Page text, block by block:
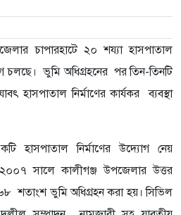
চাপারহাটে ২০ শয্যা হাসপাতাল
চলছে। ভুমি অধিগ্রহনের পর তিন-তিনটি
হাসপাতাল নির্মাণের কার্যকর ব্যবস্থা
হাসপাতাল নির্মাণের উদ্যোগ নেয়
সালে কালীগঞ্জ উপজেলারউত্তর
শতাংশ ভুমি অধিগ্রহন করা হয়। সিভিল